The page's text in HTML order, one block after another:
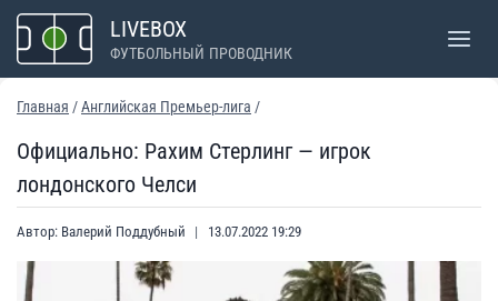
Перейти
содержимому
LIVEBOX
ФУТБОЛЬНЫЙ ПРОВОДНИК
Главная /Английская Премьер-лига /
Официально: Рахим Стерлинг — игрок
лондонского Челси
Автор: Валерий Поддубный 13.07.2022 19:29